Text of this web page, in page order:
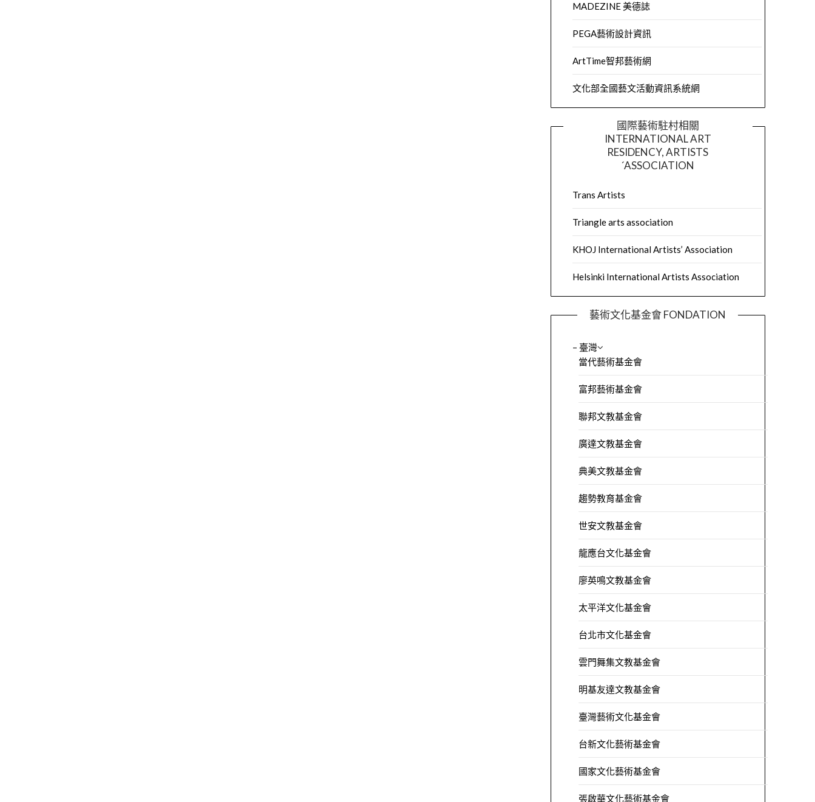
MADEZINE 美德誌
PEGA藝術設計資訊
ArtTime智邦藝術網
文化部全國藝文活動資訊系統網
國際藝術駐村相關
INTERNATIONAL ART
RESIDENCY, ARTISTS
´ASSOCIATION
Trans Artists
Triangle arts association
KHOJ International Artists’ Association
Helsinki International Artists Association
藝術文化基金會 FONDATION
– 臺灣
當代藝術基金會
富邦藝術基金會
聯邦文教基金會
廣達文教基金會
典美文教基金會
趨勢教育基金會
世安文教基金會
龍應台文化基金會
廖英鳴文教基金會
太平洋文化基金會
台北市文化基金會
雲門舞集文教基金會
明基友達文教基金會
臺灣藝術文化基金會
台新文化藝術基金會
國家文化藝術基金會
張啟華文化藝術基金會